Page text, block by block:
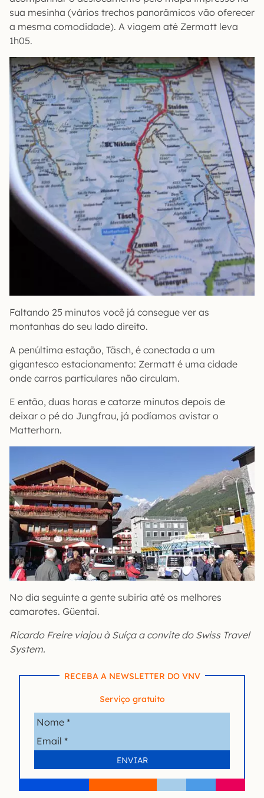
sua mesinha (vários trechos panorâmicos vão oferecer
a mesma comodidade). A viagem até Zermatt leva
1h05.
Faltando 25 minutos você já consegue ver as
montanhas do seu lado direito.
A penúltima estação, Täsch, é conectada a um
gigantesco estacionamento: Zermatt é uma cidade
onde carros particulares não circulam.
E então, duas horas e catorze minutos depois de
deixar o pé do Jungfrau, já podíamos avistar o
Matterhorn.
No dia seguinte a gente subiria até os melhores
camarotes. Güentaí.
Ricardo Freire viajou à Suíça a convite do Swiss Travel
System.
RECEBA A NEWSLETTER DO VNV
Serviço gratuito